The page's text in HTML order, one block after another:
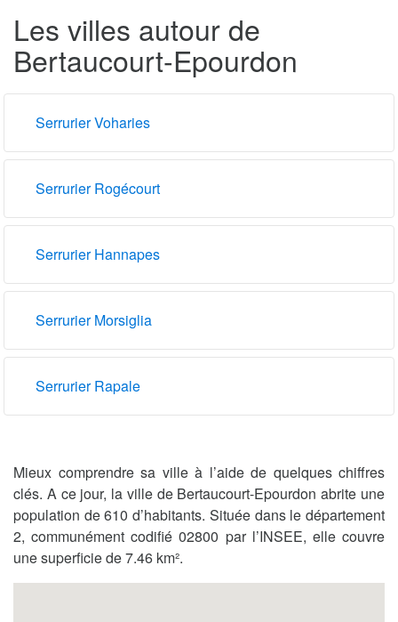
Les villes autour de
Bertaucourt-Epourdon
Serrurier Voharies
Serrurier Rogécourt
Serrurier Hannapes
Serrurier Morsiglia
Serrurier Rapale
Mieux comprendre sa ville à l’aide de quelques chiffres
clés. A ce jour, la ville de Bertaucourt-Epourdon abrite une
population de 610 d’habitants. Située dans le département
2, communément codifié 02800 par l’INSEE, elle couvre
une superficie de 7.46 km².